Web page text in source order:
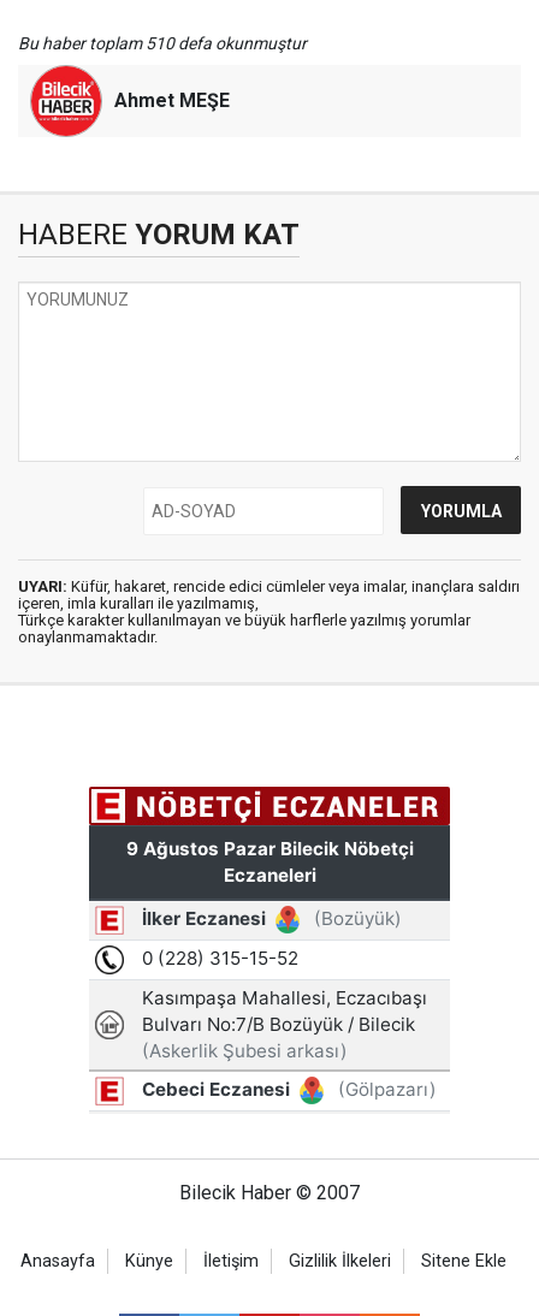
Bu haber toplam 510 defa okunmuştur
Ahmet MEŞE
HABERE YORUM KAT
UYARI: Küfür, hakaret, rencide edici cümleler veya imalar, inançlara saldırı
içeren, imla kuralları ile yazılmamış,
Türkçe karakter kullanılmayan ve büyük harflerle yazılmış yorumlar
onaylanmamaktadır.
Bilecik Haber © 2007
Anasayfa Künye İletişim Gizlilik İlkeleri Sitene Ekle